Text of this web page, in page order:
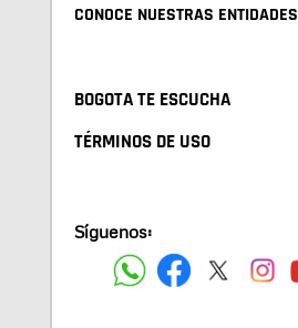
CONOCE NUESTRAS ENTIDADES
BOGOTA TE ESCUCHA
TÉRMINOS DE USO
Síguenos: